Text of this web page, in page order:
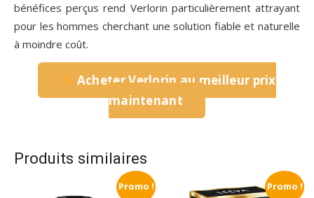
bénéfices perçus rend Verlorin particulièrement attrayant
pour les hommes cherchant une solution fiable et naturelle
à moindre coût.
Acheter Verlorin au meilleur prix
maintenant
Produits similaires
Promo ! Promo !